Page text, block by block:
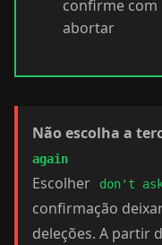
confirme com
abortar
Não escolha a
again
Escolher don't
confirmação
deleções. A partir